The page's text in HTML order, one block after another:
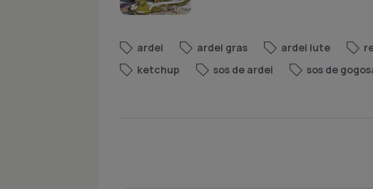
ardei ardei gras ardei iute
ketchup
sos de ardei sos de